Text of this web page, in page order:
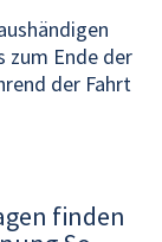
zum Ende der
der Fahrt
finden